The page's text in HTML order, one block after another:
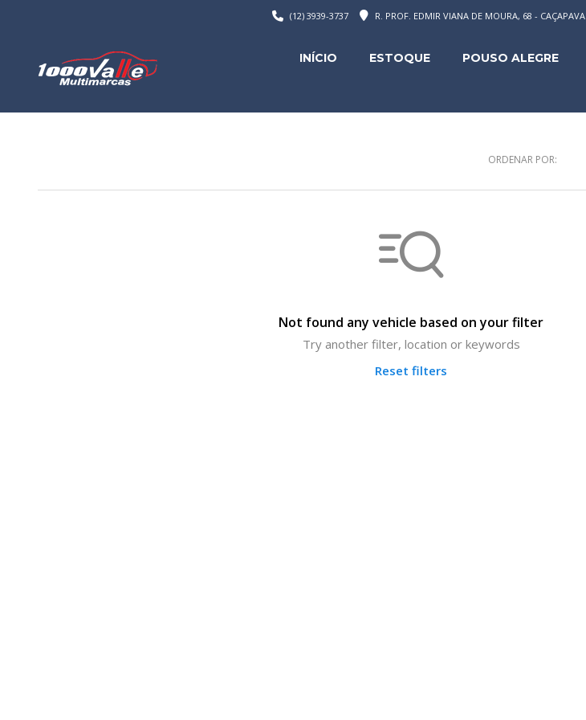
R. PROF. EDMIR VIANA DE MOURA, 68 - CAÇAPAVA
(12) 3939-3737
INÍCIO ESTOQUE POUSO ALEGRE
ORDENAR POR:
Not found any vehicle based on your filter
Try another filter, location or keywords
Reset filters